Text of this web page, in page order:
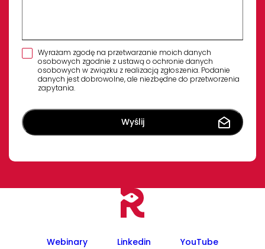
Wyrażam zgodę na przetwarzanie moich danych
osobowych zgodnie z ustawą o ochronie danych
osobowych w związku z realizacją zgłoszenia. Podanie
danych jest dobrowolne, ale niezbędne do przetworzenia
zapytania.
Webinary Linkedin YouTube